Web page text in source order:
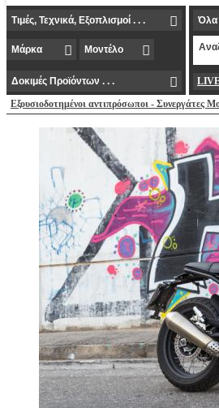
Εξουσιοδοτημένοι αντιπρόσωποι - Συνεργάτες